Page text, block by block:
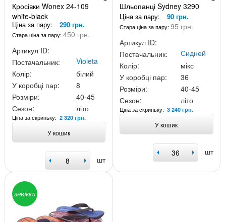
Кросівки Wonex 24-109
white-black
Ціна за пару: 290 грн.
Стара ціна за пару:450 грн.
Артикул ID:
Постачальник:
Violeta
Колір:
білий
У коробці пар:
8
Розміри:
40-45
Сезон:
літо
Ціна за скриньку: 2 320 грн.
У кошик
шт
Шльопанці Sydney 3290
Ціна за пару: 90 грн.
Стара ціна за пару:95 грн.
Артикул ID:
Постачальник:
Сидней
Колір:
мікс
У коробці пар:
36
Розміри:
40-45
Сезон:
літо
Ціна за скриньку:3 240 грн.
У кошик
шт
ЗНИЖКА